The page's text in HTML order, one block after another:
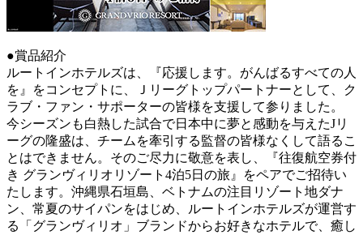
●賞品紹介
ルートインホテルズは、『応援します。がんばるすべての人
を』をコンセプトに、Ｊリーグトップパートナーとして、ク
ラブ・ファン・サポーターの皆様を支援して参りました。
今シーズンも白熱した試合で日本中に夢と感動を与えたJリ
ーグの隆盛は、チームを牽引する監督の皆様なくして語るこ
とはできません。そのご尽力に敬意を表し、『往復航空券付
き グランヴィリオリゾート4泊5日の旅』をペアでご招待い
たします。沖縄県石垣島、ベトナムの注目リゾート地ダナ
ン、常夏のサイパンをはじめ、ルートインホテルズが運営す
る「グランヴィリオ」ブランドからお好きなホテルで、癒し